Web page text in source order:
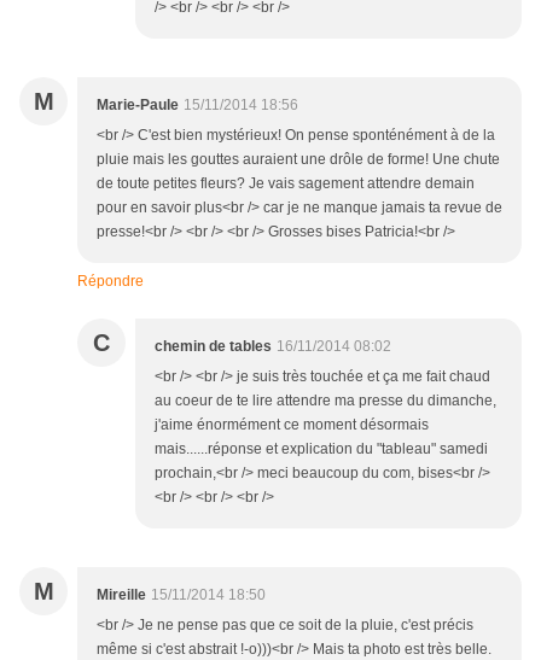
/> <br /> <br /> <br />
M Marie-Paule 15/11/2014 18:56
<br /> C'est bien mystérieux! On pense sponténément à de la
pluie mais les gouttes auraient une drôle de forme! Une chute
de toute petites fleurs? Je vais sagement attendre demain
pour en savoir plus<br /> car je ne manque jamais ta revue de
presse!<br /> <br /> <br /> Grosses bises Patricia!<br />
Répondre
C chemin de tables 16/11/2014 08:02
<br /> <br /> je suis très touchée et ça me fait chaud
au coeur de te lire attendre ma presse du dimanche,
j'aime énormément ce moment désormais
mais......réponse et explication du "tableau" samedi
prochain,<br /> meci beaucoup du com, bises<br />
<br /> <br /> <br />
M Mireille 15/11/2014 18:50
<br /> Je ne pense pas que ce soit de la pluie, c'est précis
même si c'est abstrait !-o)))<br /> Mais ta photo est très belle.